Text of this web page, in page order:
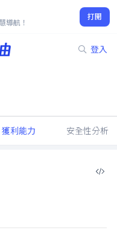
導航！
打開
登入
獲利能力 安全性分析